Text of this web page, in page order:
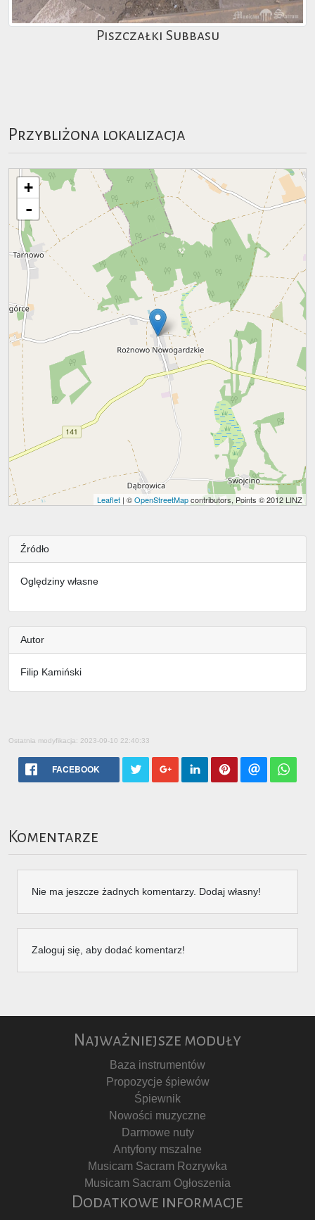
Piszczałki Subbasu
Przybliżona lokalizacja
+
-
Leaflet | ©OpenStreetMapcontributors, Points © 2012 LINZ
Źródło
Oględziny własne
Autor
Filip Kamiński
Ostatnia modyfikacja: 2023-09-10 22:40:33
FACEBOOK
Komentarze
Nie ma jeszcze żadnych komentarzy. Dodaj własny!
Zaloguj się, aby dodać komentarz!
Najważniejsze moduły
Baza instrumentów
Propozycje śpiewów
Śpiewnik
Nowości muzyczne
Darmowe nuty
Antyfony mszalne
Musicam Sacram Rozrywka
Musicam Sacram Ogłoszenia
Dodatkowe informacje